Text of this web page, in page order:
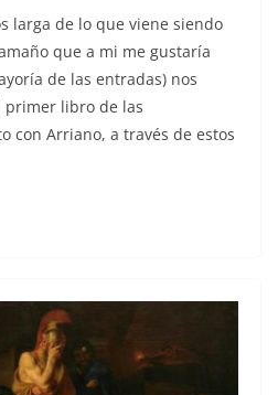
larga de lo que viene siendo
que a mi me gustaría
de las entradas) nos
libro de las
con Arriano, a través de estos